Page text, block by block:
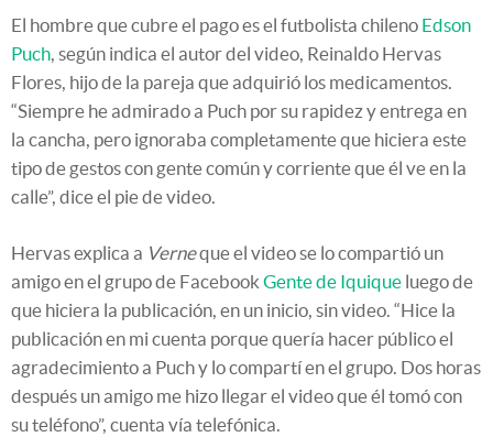
El hombre que cubre el pago es el futbolista chileno Edson
Puch, según indica el autor del video, Reinaldo Hervas
Flores, hijo de la pareja que adquirió los medicamentos.
“Siempre he admirado a Puch por su rapidez y entrega en
la cancha, pero ignoraba completamente que hiciera este
tipo de gestos con gente común y corriente que él ve en la
calle”, dice el pie de video.
Hervas explica a Verneque el video se lo compartió un
amigo en el grupo de Facebook Gente de Iquique luego de
que hiciera la publicación, en un inicio, sin video. “Hice la
publicación en mi cuenta porque quería hacer público el
agradecimiento a Puch y lo compartí en el grupo. Dos horas
después un amigo me hizo llegar el video que él tomó con
su teléfono”, cuenta vía telefónica.